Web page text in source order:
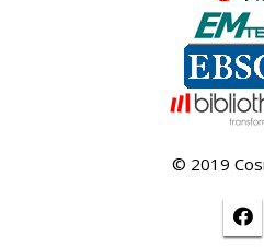
© 2019